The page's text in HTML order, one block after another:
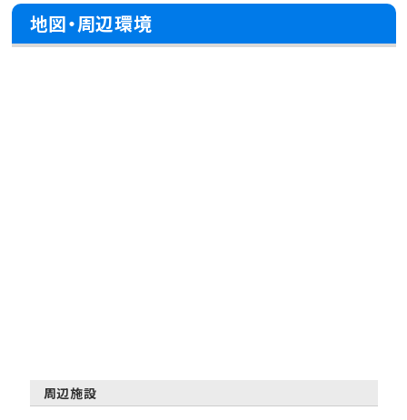
地図・周辺環境
周辺施設